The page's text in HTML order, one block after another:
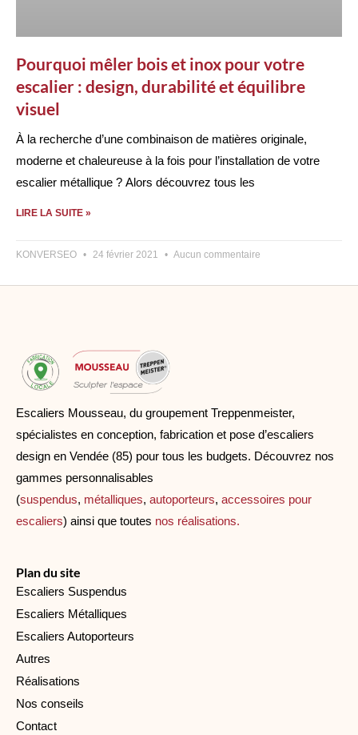
Pourquoi mêler bois et inox pour votre
escalier : design, durabilité et équilibre
visuel
À la recherche d’une combinaison de matières originale,
moderne et chaleureuse à la fois pour l’installation de votre
escalier métallique ? Alors découvrez tous les
LIRE LA SUITE »
KONVERSEO 24 février 2021 Aucun commentaire
Escaliers Mousseau, du groupement Treppenmeister,
spécialistes en conception, fabrication et pose d’escaliers
design en Vendée (85) pour tous les budgets. Découvrez nos
gammes personnalisables
(suspendus, métalliques, autoporteurs, accessoires pour
escaliers) ainsi que toutes nos réalisations.
Plan du site
Escaliers Suspendus
Escaliers Métalliques
Escaliers Autoporteurs
Autres
Réalisations
Nos conseils
Contact